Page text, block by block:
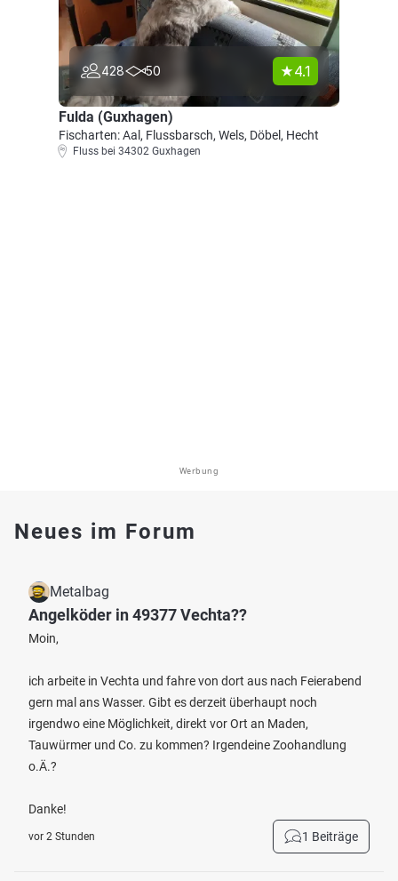
428 50 4.1
Fulda (Guxhagen)
Fischarten: Aal, Flussbarsch, Wels, Döbel, Hecht
Fluss bei 34302 Guxhagen
Werbung
Neues im Forum
Metalbag
Angelköder in 49377 Vechta??
Moin,
ich arbeite in Vechta und fahre von dort aus nach Feierabend
gern mal ans Wasser. Gibt es derzeit überhaupt noch
irgendwo eine Möglichkeit, direkt vor Ort an Maden,
Tauwürmer und Co. zu kommen? Irgendeine Zoohandlung
o.Ä.?
Danke!
vor 2 Stunden 1 Beiträge